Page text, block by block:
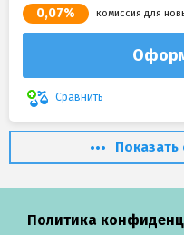
0,07% комиссия для
Сравнить
Политика